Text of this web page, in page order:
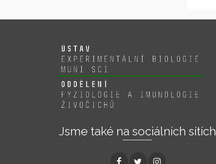
Jsme také na sociálních sítích